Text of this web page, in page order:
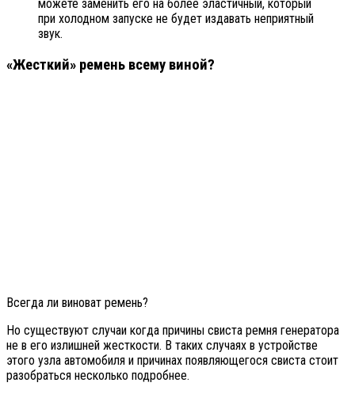
можете заменить его на более эластичный, который
при холодном запуске не будет издавать неприятный
звук.
«Жесткий» ремень всему виной?
Всегда ли виноват ремень?
Но существуют случаи когда причины свиста ремня генератора
не в его излишней жесткости. В таких случаях в устройстве
этого узла автомобиля и причинах появляющегося свиста стоит
разобраться несколько подробнее.